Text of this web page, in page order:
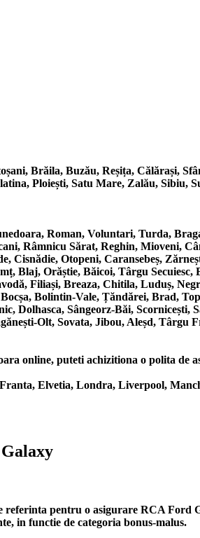
Brăila, Buzău, Reșița, Călărași,
Ploiești, Satu Mare, Zalău, Sibiu,
Roman, Voluntari, Turda,
Râmnicu Sărat, Reghin, Mioveni,
Cisnădie, Otopeni, Caransebeș,
Orăștie, Băicoi, Târgu Secuiesc,
Filiași, Breaza, Chitila, Luduș,
Bolintin-Vale, Țăndărei, Brad,
Dolhasca, Sângeorz-Băi,
Olt, Sovata, Jibou, Aleșd, Târgu
online, puteti achizitiona o polita
Elvetia, Londra, Liverpool,
pentru o asigurare RCA Ford
in functie de categoria bonus-malus.